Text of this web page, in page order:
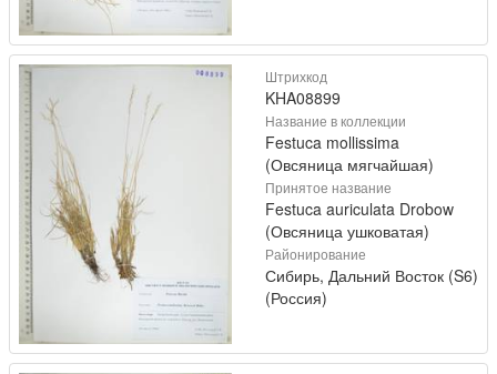
Штрихкод
KHA08899
Название в коллекции
Festuca mollissima
(Овсяница мягчайшая)
Принятое название
Festuca auriculata Drobow
(Овсяница ушковатая)
Районирование
Сибирь, Дальний Восток (S6)
(Россия)